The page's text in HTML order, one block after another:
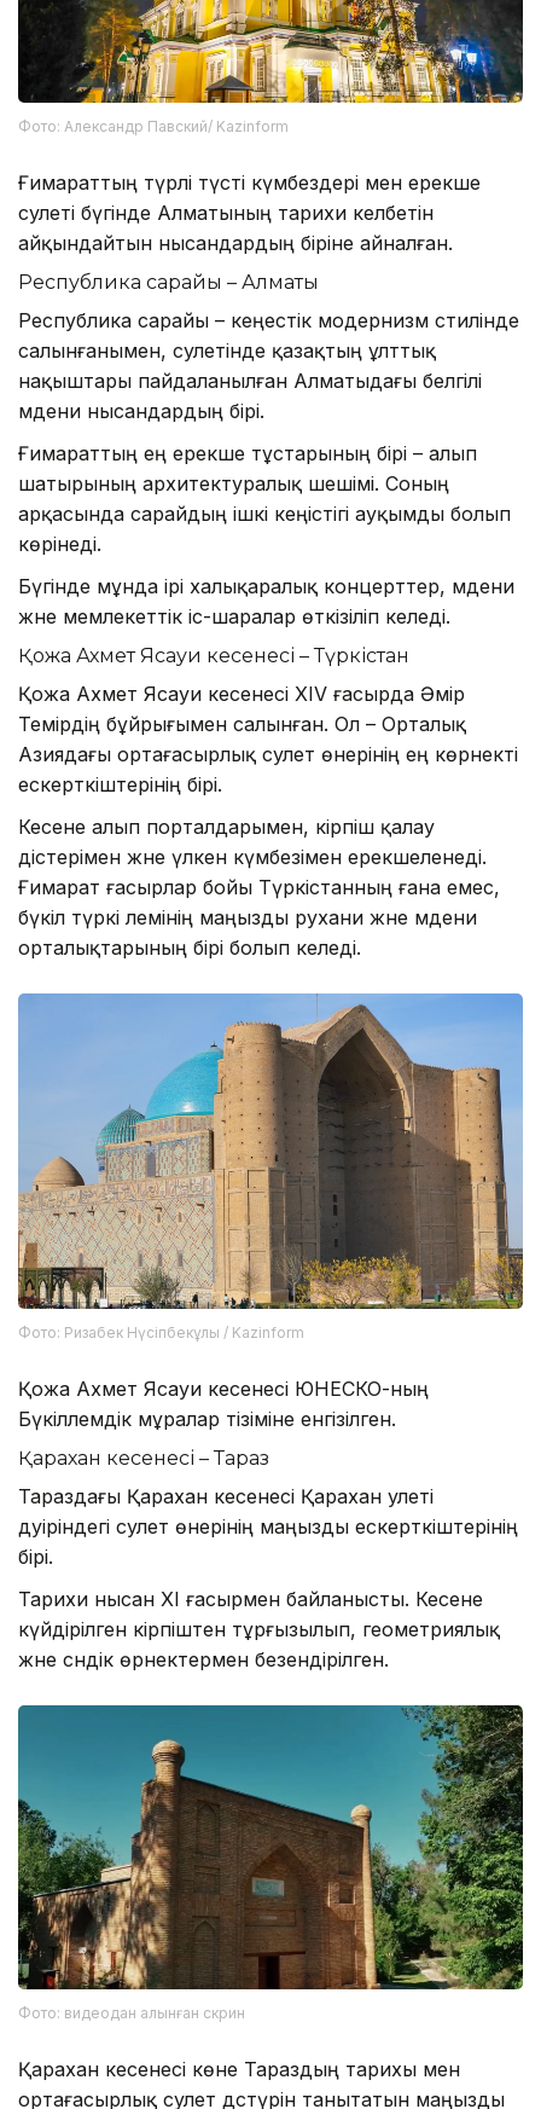
Фото: Александр Павский/ Kazinform
Ғимараттың түрлі түсті күмбездері мен ерекше
сәулеті бүгінде Алматының тарихи келбетін
айқындайтын нысандардың біріне айналған.
Республика сарайы – Алматы
Республика сарайы – кеңестік модернизм стилінде
салынғанымен, сәулетінде қазақтың ұлттық
нақыштары пайдаланылған Алматыдағы белгілі
мәдени нысандардың бірі.
Ғимараттың ең ерекше тұстарының бірі – алып
шатырының архитектуралық шешімі. Соның
арқасында сарайдың ішкі кеңістігі ауқымды болып
көрінеді.
Бүгінде мұнда ірі халықаралық концерттер, мәдени
және мемлекеттік іс-шаралар өткізіліп келеді.
Қожа Ахмет Ясауи кесенесі – Түркістан
Қожа Ахмет Ясауи кесенесі XIV ғасырда Әмір
Темірдің бұйрығымен салынған. Ол – Орталық
Азиядағы ортағасырлық сәулет өнерінің ең көрнекті
ескерткіштерінің бірі.
Кесене алып порталдарымен, кірпіш қалау
әдістерімен және үлкен күмбезімен ерекшеленеді.
Ғимарат ғасырлар бойы Түркістанның ғана емес,
бүкіл түркі әлемінің маңызды рухани және мәдени
орталықтарының бірі болып келеді.
Фото: Ризабек Нүсіпбекұлы / Kazinform
Қожа Ахмет Ясауи кесенесі ЮНЕСКО-ның
Бүкіләлемдік мұралар тізіміне енгізілген.
Қарахан кесенесі – Тараз
Тараздағы Қарахан кесенесі Қарахан әулеті
дәуіріндегі сәулет өнерінің маңызды ескерткіштерінің
бірі.
Тарихи нысан XI ғасырмен байланысты. Кесене
күйдірілген кірпіштен тұрғызылып, геометриялық
және сәндік өрнектермен безендірілген.
Фото: видеодан алынған скрин
Қарахан кесенесі көне Тараздың тарихы мен
ортағасырлық сәулет дәстүрін танытатын маңызды